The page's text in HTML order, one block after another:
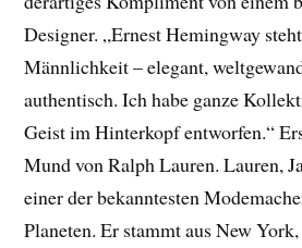
Designer. „Ernest Hemingway
Männlichkeit – elegant,
authentisch. Ich habe ganze
Geist im Hinterkopf entworfen.“
Mund von Ralph Lauren. Lauren,
einer der bekanntesten
Planeten. Er stammt aus New